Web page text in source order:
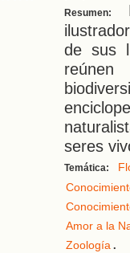
Resumen:
de sus
seres
Temática:
Amor a la
Zoología .